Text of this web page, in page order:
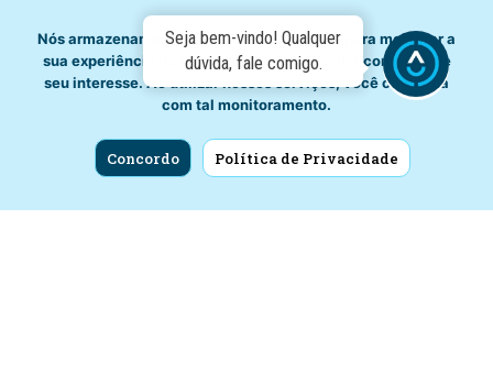
Presidente da Casal representa Alagoas em evento sobre
universalização do saneamento em Brasília
8 de fevereiro de 2023 1 min read
(Casal), Luiz Neto, foi um dos palestrantes do evento
“Universalização do Saneamento – Novo Marco Legal –…
Nós armazenamos dados temporariamente para melhorar a
sua experiência de navegação e recomendar conteúdo de
seu interesse. Ao utilizar nossos serviços, você concorda
com tal monitoramento.
Concordo Política de Privacidade
Seja bem-vindo! Qualquer
dúvida, fale comigo.